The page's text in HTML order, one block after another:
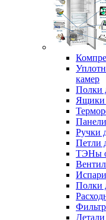
камер
Полки
Ящики
Ручки
Петли
ТЭНы
Полки